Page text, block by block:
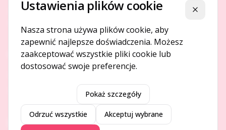
Platforma ogłoszeń i firm, która łączy ludzi i rozwija biznes
O NAS
DODAJ I PROMUJ
Ustawienia plików cookie Zamknij
Nasza strona używa plików cookie, aby
zapewnić najlepsze doświadczenia. Możesz
zaakceptować wszystkie pliki cookie lub
dostosować swoje preferencje.
Pokaż szczegóły
Odrzuć wszystkie Akceptuj wybrane